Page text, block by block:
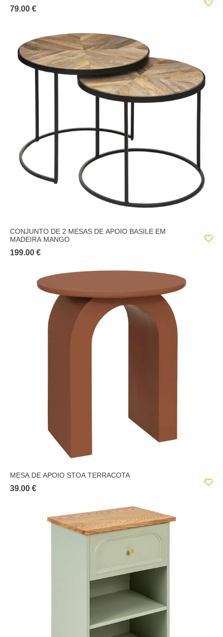
79.00 €
CONJUNTO DE 2 MESAS DE APOIO BASILE EM
MADEIRA MANGO
199.00 €
MESA DE APOIO STOA TERRACOTA
39.00 €